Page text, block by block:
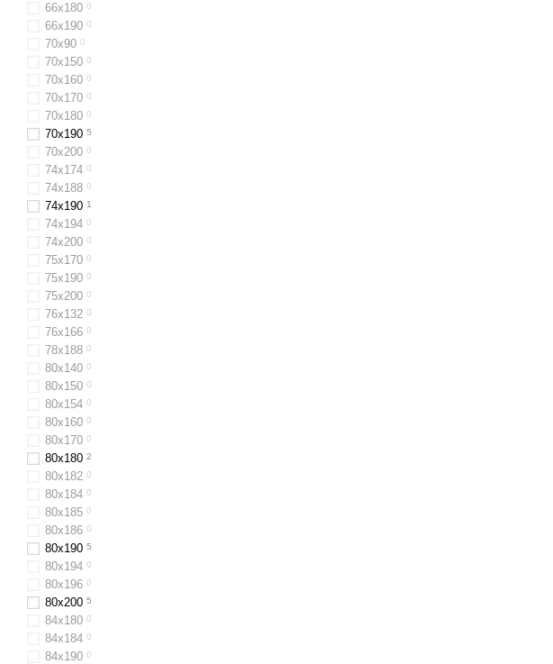
66х180 0
66х190 0
70х90 0
70x150 0
70x160 0
70х170 0
70x180 0
70x190 5
70x200 0
74х174 0
74х188 0
74х190 1
74х194 0
74х200 0
75х170 0
75х190 0
75х200 0
76x132 0
76x166 0
78х188 0
80х140 0
80x150 0
80х154 0
80х160 0
80x170 0
80х180 2
80х182 0
80х184 0
80х185 0
80x186 0
80x190 5
80х194 0
80х196 0
80x200 5
84х180 0
84x184 0
84х190 0